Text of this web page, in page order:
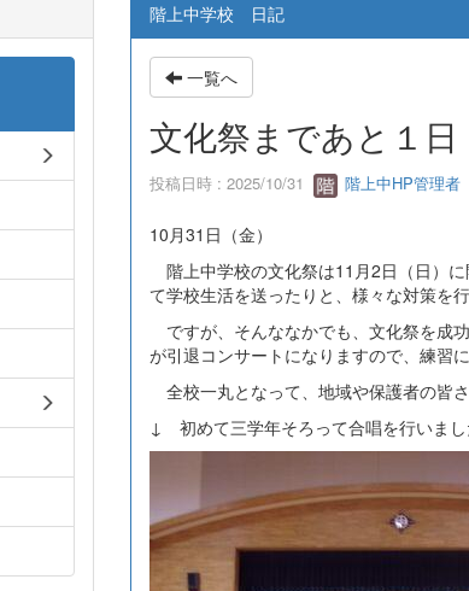
階上中学校 日記
一覧へ
文化祭まであと１日
投稿日時 : 2025/10/31 階上中HP管理者
10月31日（金）
階上中学校の文化祭は11月2日（日）
て学校生活を送ったりと、様々な対策を
ですが、そんななかでも、文化祭を成
が引退コンサートになりますので、練習
全校一丸となって、地域や保護者の皆
↓ 初めて三学年そろって合唱を行いまし